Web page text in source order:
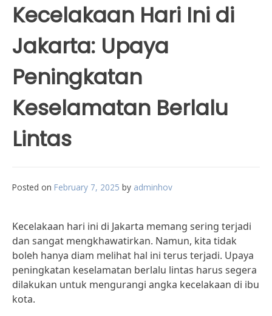
Kecelakaan Hari Ini di
Jakarta: Upaya
Peningkatan
Keselamatan Berlalu
Lintas
Posted on February 7, 2025 by adminhov
Kecelakaan hari ini di Jakarta memang sering terjadi
dan sangat mengkhawatirkan. Namun, kita tidak
boleh hanya diam melihat hal ini terus terjadi. Upaya
peningkatan keselamatan berlalu lintas harus segera
dilakukan untuk mengurangi angka kecelakaan di ibu
kota.